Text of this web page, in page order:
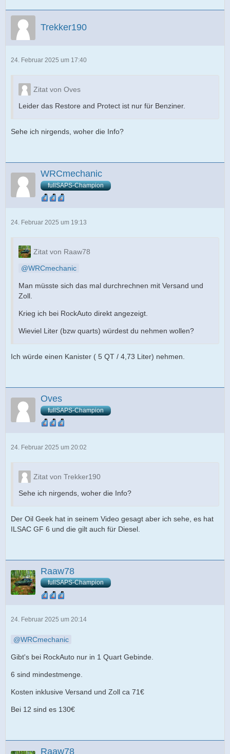
Trekker190
24. Februar 2025 um 17:40
Zitat von Oves
Leider das Restore and Protect ist nur für Benziner.
Sehe ich nirgends, woher die Info?
WRCmechanic
fullSAPS-Champion
24. Februar 2025 um 19:13
Zitat von Raaw78
WRCmechanic
Man müsste sich das mal durchrechnen mit Versand und
Zoll.
Krieg ich bei RockAuto direkt angezeigt.
Wieviel Liter (bzw quarts) würdest du nehmen wollen?
Ich würde einen Kanister ( 5 QT / 4,73 Liter) nehmen.
Oves
fullSAPS-Champion
24. Februar 2025 um 20:02
Zitat von Trekker190
Sehe ich nirgends, woher die Info?
Der Oil Geek hat in seinem Video gesagt aber ich sehe, es hat
ILSAC GF 6 und die gilt auch für Diesel.
Raaw78
fullSAPS-Champion
24. Februar 2025 um 20:14
WRCmechanic
Gibt's bei RockAuto nur in 1 Quart Gebinde.
6 sind mindestmenge.
Kosten inklusive Versand und Zoll ca 71€
Bei 12 sind es 130€
Raaw78